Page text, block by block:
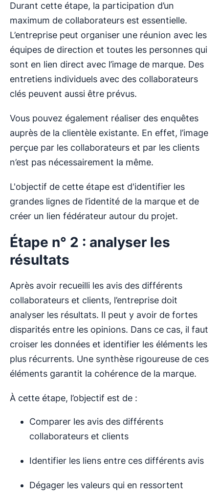
Durant cette étape, la participation d’un
maximum de collaborateurs est essentielle.
L’entreprise peut organiser une réunion avec les
équipes de direction et toutes les personnes qui
sont en lien direct avec l’image de marque. Des
entretiens individuels avec des collaborateurs
clés peuvent aussi être prévus.
Vous pouvez également réaliser des enquêtes
auprès de la clientèle existante. En effet, l’image
perçue par les collaborateurs et par les clients
n’est pas nécessairement la même.
L'objectif de cette étape est d'identifier les
grandes lignes de l’identité de la marque et de
créer un lien fédérateur autour du projet.
Étape n° 2 : analyser les
résultats
Après avoir recueilli les avis des différents
collaborateurs et clients, l’entreprise doit
analyser les résultats. Il peut y avoir de fortes
disparités entre les opinions. Dans ce cas, il faut
croiser les données et identifier les éléments les
plus récurrents. Une synthèse rigoureuse de ces
éléments garantit la cohérence de la marque.
À cette étape, l’objectif est de :
Comparer les avis des différents
collaborateurs et clients
Identifier les liens entre ces différents avis
Dégager les valeurs qui en ressortent